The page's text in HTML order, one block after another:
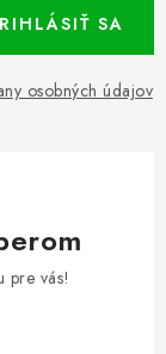
osobných údajov
SA
pre vás!